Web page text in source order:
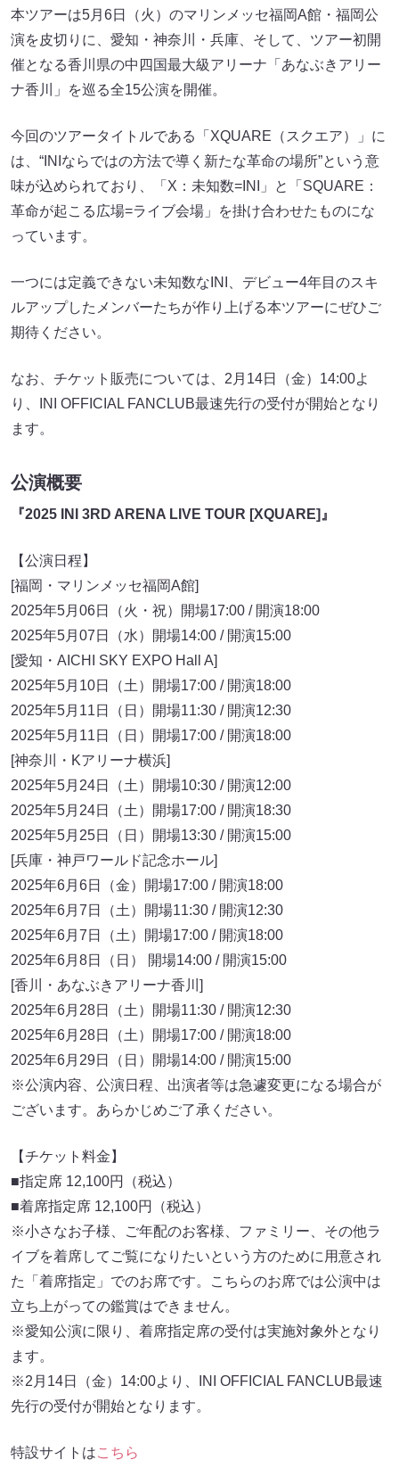
本ツアーは5月6日（火）のマリンメッセ福岡A館・福岡公
演を皮切りに、愛知・神奈川・兵庫、そして、ツアー初開
催となる香川県の中四国最大級アリーナ「あなぶきアリー
ナ香川」を巡る全15公演を開催。
今回のツアータイトルである「XQUARE（スクエア）」に
は、“INIならではの方法で導く新たな革命の場所”という意
味が込められており、「X：未知数=INI」と「SQUARE：
革命が起こる広場=ライブ会場」を掛け合わせたものにな
っています。
一つには定義できない未知数なINI、デビュー4年目のスキ
ルアップしたメンバーたちが作り上げる本ツアーにぜひご
期待ください。
なお、チケット販売については、2月14日（金）14:00よ
り、INI OFFICIAL FANCLUB最速先行の受付が開始となり
ます。
公演概要
『2025 INI 3RD ARENA LIVE TOUR [XQUARE]』
【公演日程】
[福岡・マリンメッセ福岡A館]
2025年5月06日（火・祝）開場17:00 / 開演18:00
2025年5月07日（水）開場14:00 / 開演15:00
[愛知・AICHI SKY EXPO Hall A]
2025年5月10日（土）開場17:00 / 開演18:00
2025年5月11日（日）開場11:30 / 開演12:30
2025年5月11日（日）開場17:00 / 開演18:00
[神奈川・Kアリーナ横浜]
2025年5月24日（土）開場10:30 / 開演12:00
2025年5月24日（土）開場17:00 / 開演18:30
2025年5月25日（日）開場13:30 / 開演15:00
[兵庫・神戸ワールド記念ホール]
2025年6月6日（金）開場17:00 / 開演18:00
2025年6月7日（土）開場11:30 / 開演12:30
2025年6月7日（土）開場17:00 / 開演18:00
2025年6月8日（日） 開場14:00 / 開演15:00
[香川・あなぶきアリーナ香川]
2025年6月28日（土）開場11:30 / 開演12:30
2025年6月28日（土）開場17:00 / 開演18:00
2025年6月29日（日）開場14:00 / 開演15:00
※公演内容、公演日程、出演者等は急遽変更になる場合が
ございます。あらかじめご了承ください。
【チケット料金】
■指定席 12,100円（税込）
■着席指定席 12,100円（税込）
※小さなお子様、ご年配のお客様、ファミリー、その他ラ
イブを着席してご覧になりたいという方のために用意され
た「着席指定」でのお席です。こちらのお席では公演中は
立ち上がっての鑑賞はできません。
※愛知公演に限り、着席指定席の受付は実施対象外となり
ます。
※2月14日（金）14:00より、INI OFFICIAL FANCLUB最速
先行の受付が開始となります。
特設サイトはこちら